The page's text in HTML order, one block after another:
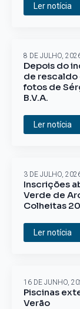
Ler notícia
Depois do
de rescaldo
fotos de
B.V.A.
8 DE JULHO,
Ler notícia
Inscrições
Verde de
Colheitas
3 DE JULHO,
Ler notícia
Piscinas
Verão
16 DE JUNHO,